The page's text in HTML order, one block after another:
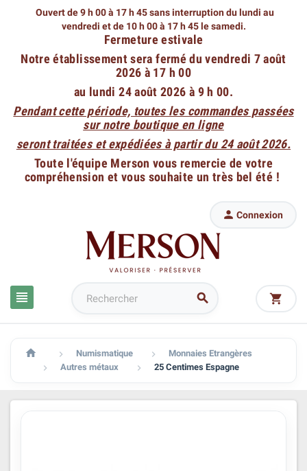
Ouvert de 9 h 00 à 17 h 45 sans interruption du lundi au
vendredi et de 10 h 00 à 17 h 45 le samedi.
Fermeture estivale
Notre établissement sera fermé du vendredi 7 août
2026 à 17 h 00
au lundi 24 août 2026 à 9 h 00.
Pendant cette période, toutes les commandes passées
sur notre boutique en ligne
seront traitées et expédiées à partir du 24 août 2026.
Toute l'équipe Merson vous remercie de votre
compréhension et vous souhaite un très bel été !
 
 Connexion

  Numismatique  Monnaies Etrangères
 Autres métaux  25 Centimes Espagne